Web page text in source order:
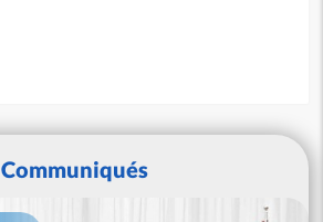
Communiqués